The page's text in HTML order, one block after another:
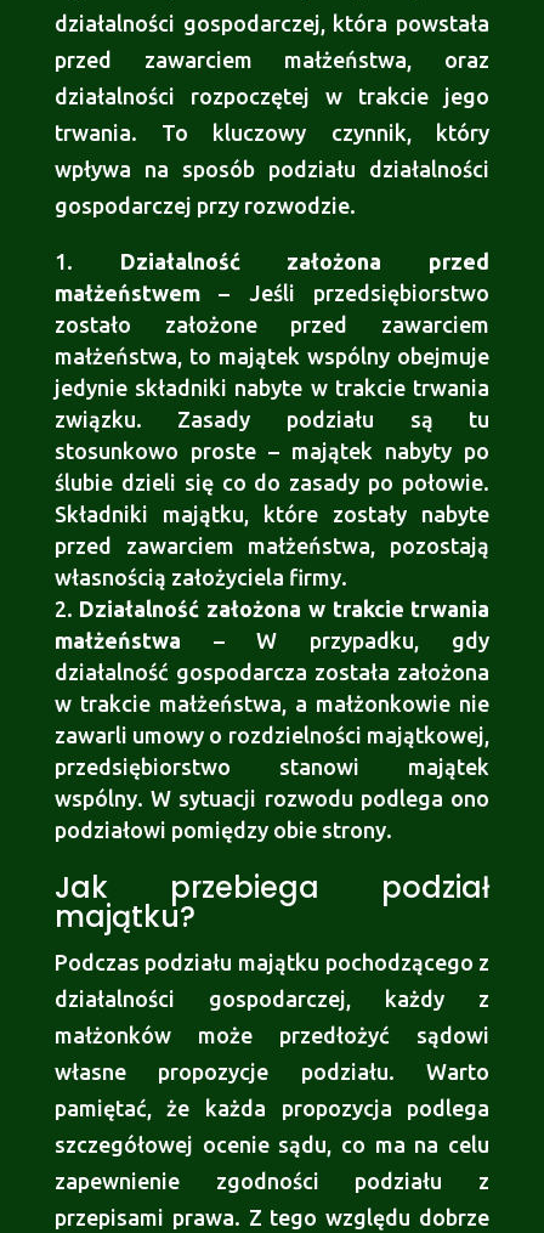
działalności gospodarczej, która powstała
przed zawarciem małżeństwa, oraz
działalności rozpoczętej w trakcie jego
trwania. To kluczowy czynnik, który
wpływa na sposób podziału działalności
gospodarczej przy rozwodzie.
Działalność założona przed
małżeństwem– Jeśli przedsiębiorstwo
zostało założone przed zawarciem
małżeństwa, to majątek wspólny obejmuje
jedynie składniki nabyte w trakcie trwania
związku. Zasady podziału są tu
stosunkowo proste – majątek nabyty po
ślubie dzieli się co do zasady po połowie.
Składniki majątku, które zostały nabyte
przed zawarciem małżeństwa, pozostają
własnością założyciela firmy.
Działalność założona w trakcie trwania
małżeństwa – W przypadku, gdy
działalność gospodarcza została założona
w trakcie małżeństwa, a małżonkowie nie
zawarli umowy o rozdzielności majątkowej,
przedsiębiorstwo stanowi majątek
wspólny. W sytuacji rozwodu podlega ono
podziałowi pomiędzy obie strony.
Jak przebiega podział
majątku?
Podczas podziału majątku pochodzącego z
działalności gospodarczej, każdy z
małżonków może przedłożyć sądowi
własne propozycje podziału. Warto
pamiętać, że każda propozycja podlega
szczegółowej ocenie sądu, co ma na celu
zapewnienie zgodności podziału z
przepisami prawa. Z tego względu dobrze